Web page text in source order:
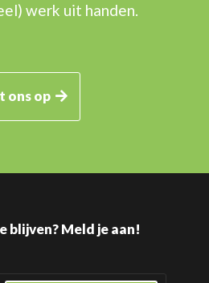
werk uit handen.
ons op
blijven? Meld je aan!